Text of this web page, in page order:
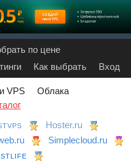
по цене
Как выбрать Вход
VPS
Облака
Hoster.ru
Simplecloud.ru